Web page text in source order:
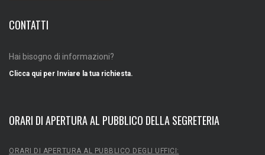
CONTATTI
Hai bisogno di informazioni?
Clicca qui per Inviare la tua richiesta.
ORARI DI APERTURA AL PUBBLICO DELLA SEGRETERIA
ORARI DI APERTURA AL PUBBLICO DEGLI UFFICI: